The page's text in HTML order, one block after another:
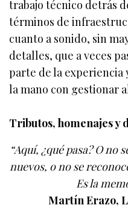
trabajo técnico detrás
términos de
cuanto a sonido, sin
detalles, que a veces
parte de la experiencia
la mano con gestionar
Tributos, homenajes y
“Aquí, ¿qué pasa? O no
nuevos, o no se
Es la
Martín Erazo,